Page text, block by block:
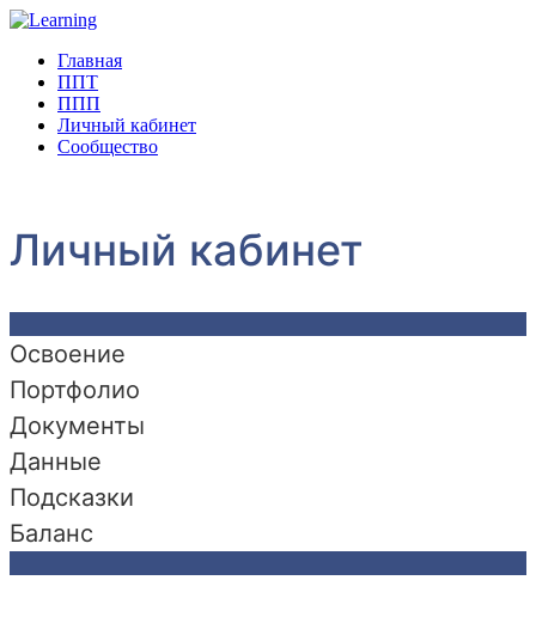
Главная
ППТ
ППП
Личный кабинет
Сообщество
Личный кабинет
Освоение
Портфолио
Документы
Данные
Подсказки
Баланс